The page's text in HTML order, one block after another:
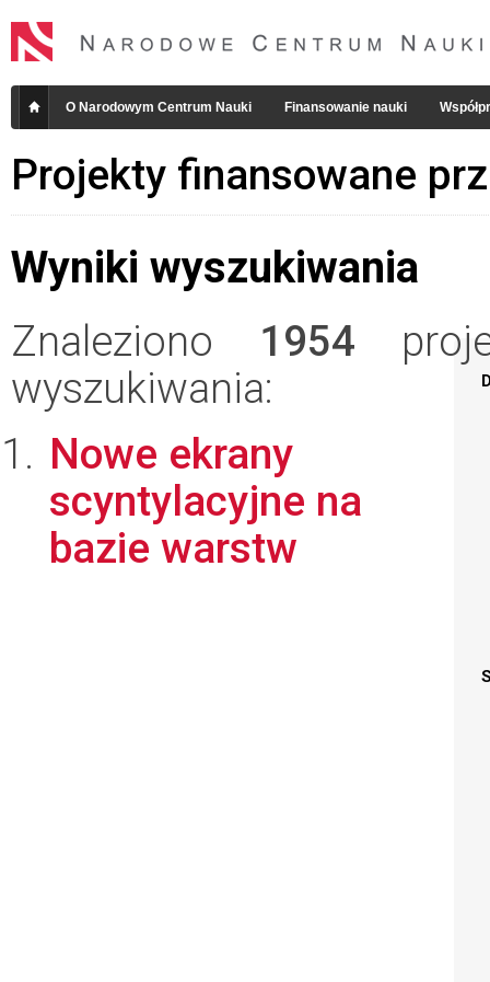
O Narodowym Centrum Nauki Finansowanie nauki
Projekty finansowane
Wyniki wyszukiwania
Znaleziono 1954
wyszukiwania:
Nowe ekrany
scyntylacyjne na
bazie warstw